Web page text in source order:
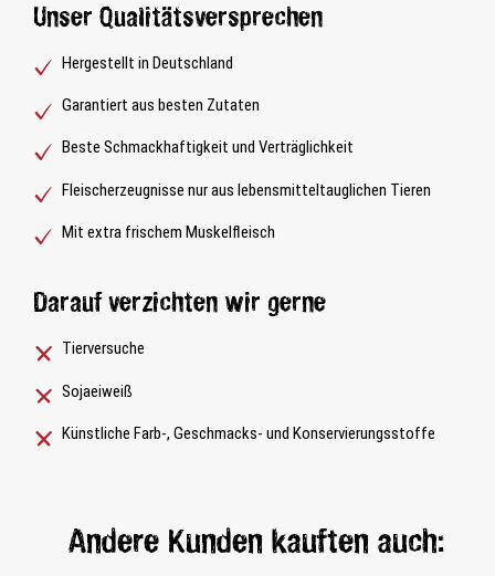
Unser Qualitätsversprechen
Hergestellt in Deutschland
Garantiert aus besten Zutaten
Beste Schmackhaftigkeit und Verträglichkeit
Fleischerzeugnisse nur aus lebensmitteltauglichen Tieren
Mit extra frischem Muskelfleisch
Darauf verzichten wir gerne
Tierversuche
Sojaeiweiß
Künstliche Farb-, Geschmacks- und Konservierungsstoffe
Andere Kunden kauften auch: